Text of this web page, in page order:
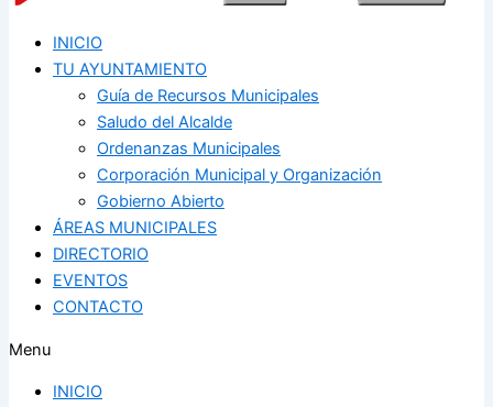
INICIO
TU AYUNTAMIENTO
Guía de Recursos Municipales
Saludo del Alcalde
Ordenanzas Municipales
Corporación Municipal y Organización
Gobierno Abierto
ÁREAS MUNICIPALES
DIRECTORIO
EVENTOS
CONTACTO
Menu
INICIO